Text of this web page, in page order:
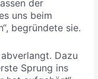
der
uns beim
begründete sie.
Dazu
Sprung ins